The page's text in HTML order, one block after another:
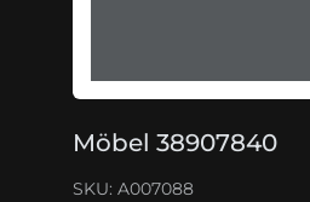
Möbel 38907840
SKU: A007088